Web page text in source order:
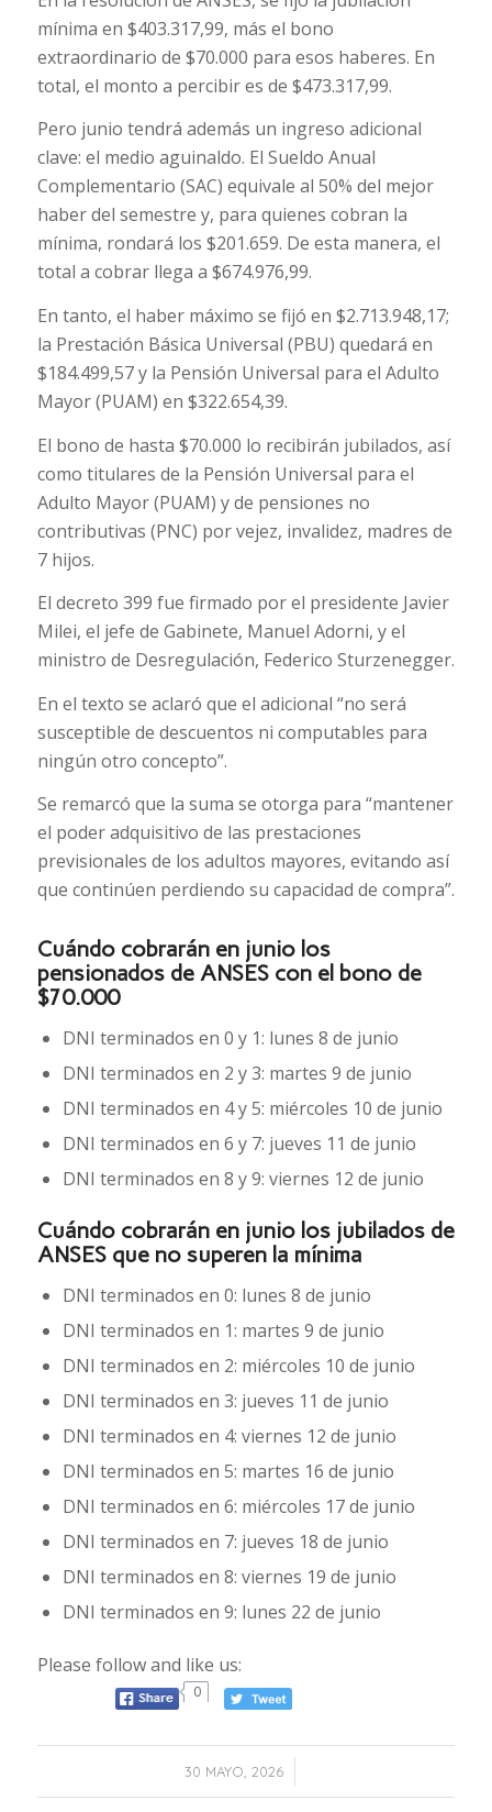
mínima en $403.317,99, más el bono
extraordinario de $70.000 para esos haberes. En
total, el monto a percibir es de $473.317,99.
Pero junio tendrá además un ingreso adicional
clave: el medio aguinaldo. El Sueldo Anual
Complementario (SAC) equivale al 50% del mejor
haber del semestre y, para quienes cobran la
mínima, rondará los $201.659. De esta manera, el
total a cobrar llega a $674.976,99.
En tanto, el haber máximo se fijó en $2.713.948,17;
la Prestación Básica Universal (PBU) quedará en
$184.499,57 y la Pensión Universal para el Adulto
Mayor (PUAM) en $322.654,39.
El bono de hasta $70.000 lo recibirán jubilados, así
como titulares de la Pensión Universal para el
Adulto Mayor (PUAM) y de pensiones no
contributivas (PNC) por vejez, invalidez, madres de
7 hijos.
El decreto 399 fue firmado por el presidente Javier
Milei, el jefe de Gabinete, Manuel Adorni, y el
ministro de Desregulación, Federico Sturzenegger.
En el texto se aclaró que el adicional “no será
susceptible de descuentos ni computables para
ningún otro concepto”.
Se remarcó que la suma se otorga para “mantener
el poder adquisitivo de las prestaciones
previsionales de los adultos mayores, evitando así
que continúen perdiendo su capacidad de compra”.
Cuándo cobrarán en junio los
pensionados de ANSES con el bono de
$70.000
DNI terminados en 0 y 1: lunes 8 de junio
DNI terminados en 2 y 3: martes 9 de junio
DNI terminados en 4 y 5: miércoles 10 de junio
DNI terminados en 6 y 7: jueves 11 de junio
DNI terminados en 8 y 9: viernes 12 de junio
Cuándo cobrarán en junio los jubilados de
ANSES que no superen la mínima
DNI terminados en 0: lunes 8 de junio
DNI terminados en 1: martes 9 de junio
DNI terminados en 2: miércoles 10 de junio
DNI terminados en 3: jueves 11 de junio
DNI terminados en 4: viernes 12 de junio
DNI terminados en 5: martes 16 de junio
DNI terminados en 6: miércoles 17 de junio
DNI terminados en 7: jueves 18 de junio
DNI terminados en 8: viernes 19 de junio
DNI terminados en 9: lunes 22 de junio
Please follow and like us:
0
30 MAYO, 2026
/